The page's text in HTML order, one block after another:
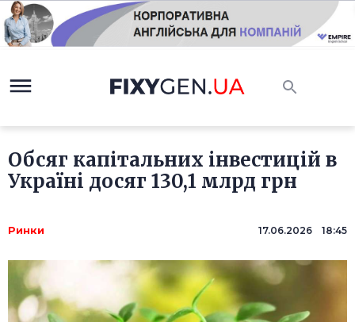
Обсяг капітальних інвестицій в
Україні досяг 130,1 млрд грн
Ринки 17.06.2026 18:45